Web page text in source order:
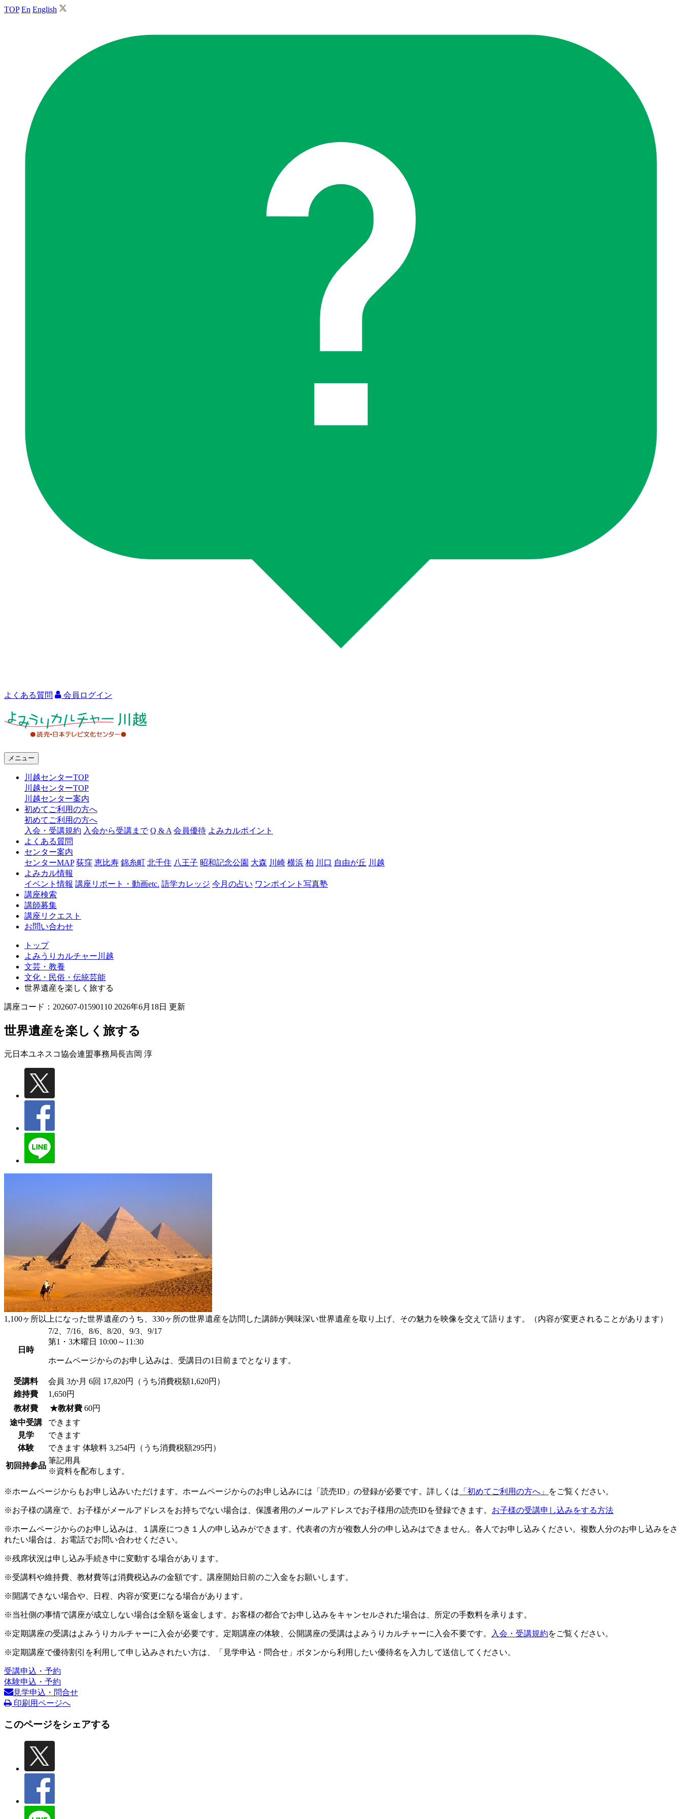
TOP En English
よくある質問 会員ログイン
ャ
川
越
メニュー
川越センターTOP
川越センターTOP
川越センター案内
初めてご利用の方へ
初めてご利用の方へ
入会・受講規約 入会から受講まで Q & A 会員優待 よみカルポイント
よくある質問
センター案内
センターMAP 荻窪 恵比寿 錦糸町 北千住 八王子 昭和記念公園 大森 川崎 横浜 柏 川口 自由が丘 川越
よみカル情報
イベント情報 講座リポート・動画etc. 語学カレッジ 今月の占い ワンポイント写真塾
講座検索
講師募集
講座リクエスト
お問い合わせ
トップ
よみうりカルチャー川越
文芸・教養
文化・民俗・伝統芸能
世界遺産を楽しく旅する
講座コード：202607-01590110 2026年6月18日 更新
世界遺産を楽しく旅する
元日本ユネスコ協会連盟事務局長吉岡 淳
1,100ヶ所以上になった世界遺産のうち、330ヶ所の世界遺産を訪問した講師が興味深い世界遺産を取り上げ、その魅力を映像を交えて語ります。（内容が変更されることがあります）
日時
7/2、7/16、8/6、8/20、9/3、9/17
第1・3木曜日 10:00～11:30
ホームページからのお申し込みは、受講日の1日前までとなります。
受講料 会員 3か月 6回 17,820円（うち消費税額1,620円）
維持費
1,650円
教材費
★教材費 60円
途中受講
できます
見学
できます
体験
できます 体験料 3,254円（うち消費税額295円）
初回持参品
筆記用具
※資料を配布します。
※ホームページからもお申し込みいただけます。ホームページからのお申し込みには「読売ID」の登録が必要です。詳しくは 「初めてご利用の方へ」 をご覧ください。
※お子様の講座で、お子様がメールアドレスをお持ちでない場合は、保護者用のメールアドレスでお子様用の読売IDを登録できます。 お子様の受講申し込みをする方法
※ホームページからのお申し込みは、１講座につき１人の申し込みができます。代表者の方が複数人分の申し込みはできません。各人でお申し込みください。複数人分のお申し込みをさ
れたい場合は、お電話でお問い合わせください。
※残席状況は申し込み手続き中に変動する場合があります。
※受講料や維持費、教材費等は消費税込みの金額です。講座開始日前のご入金をお願いします。
※開講できない場合や、日程、内容が変更になる場合があります。
※当社側の事情で講座が成立しない場合は全額を返金します。お客様の都合でお申し込みをキャンセルされた場合は、所定の手数料を承ります。
※定期講座の受講はよみうりカルチャーに入会が必要です。定期講座の体験、公開講座の受講はよみうりカルチャーに入会不要です。 入会・受講規約をご覧ください。
※定期講座で優待割引を利用して申し込みされたい方は、「見学申込・問合せ」ボタンから利用したい優待名を入力して送信してください。
受講申込・予約
体験申込・予約
見学申込・問合せ
印刷用ページへ
このページをシェアする